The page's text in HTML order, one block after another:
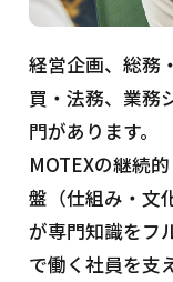
経営企画、総務
買・法務、業務
門があります。
MOTEXの継続
盤（仕組み・文
が専門知識をフ
で働く社員を支